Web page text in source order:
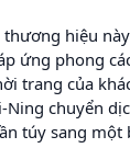
hiệu
ứng phong
trang của
Ning chuyển
túy sang